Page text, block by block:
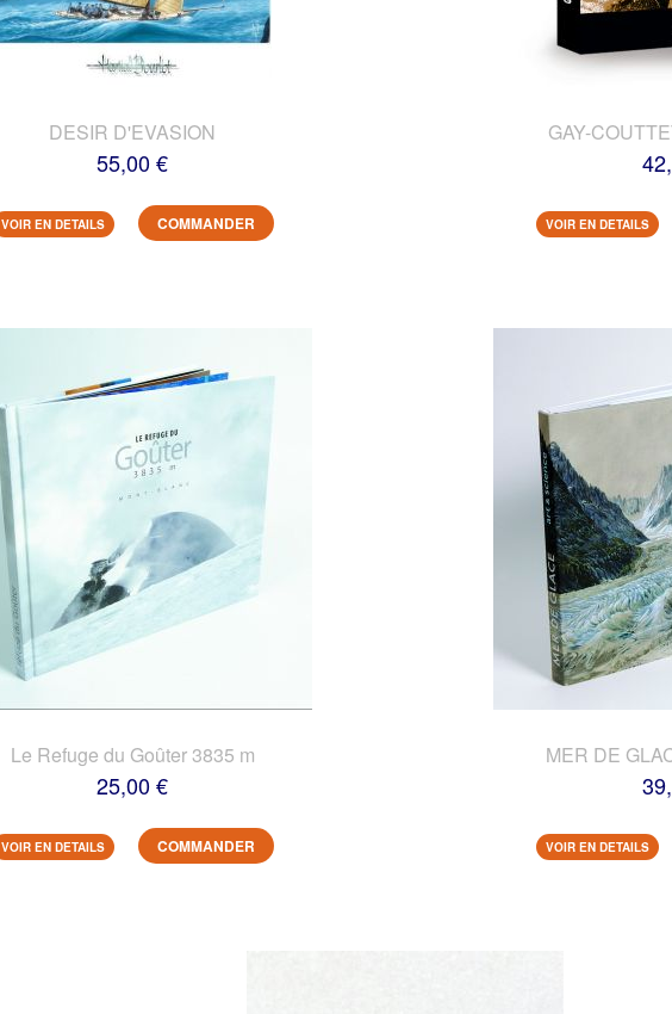
DESIR D'EVASION
55,00 €
VOIR EN DETAILS COMMANDER
GAY-
VOIR EN DETAILS
Le Refuge du Goûter 3835 m
25,00 €
VOIR EN DETAILS COMMANDER
MER DE
VOIR EN DETAILS